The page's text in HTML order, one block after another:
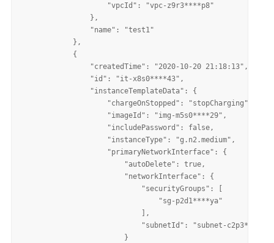
                    "vpcId": "vpc-z9r3****p8"
                },
                "name": "test1"
            },
            {
                "createdTime": "2020-10-20 21:18:13",
                "id": "it-x8s0****43",
                "instanceTemplateData": {
                    "chargeOnStopped": "stopCharging",
                    "imageId": "img-m5s0****29",
                    "includePassword": false,
                    "instanceType": "g.n2.medium",
                    "primaryNetworkInterface": {
                        "autoDelete": true,
                        "networkInterface": {
                            "securityGroups": [
                                "sg-p2d1****ya"
                            ],
                            "subnetId": "subnet-c2p3****9o"
                        }